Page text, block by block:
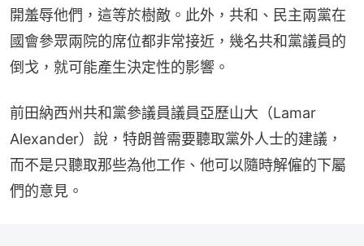
開羞辱他們，這等於樹敵。此外，共和、民主兩黨在
國會參眾兩院的席位都非常接近，幾名共和黨議員的
倒戈，就可能產生決定性的影響。
前田納西州共和黨參議員議員亞歷山大（Lamar
Alexander）說，特朗普需要聽取黨外人士的建議，
而不是只聽取那些為他工作、他可以隨時解僱的下屬
們的意見。